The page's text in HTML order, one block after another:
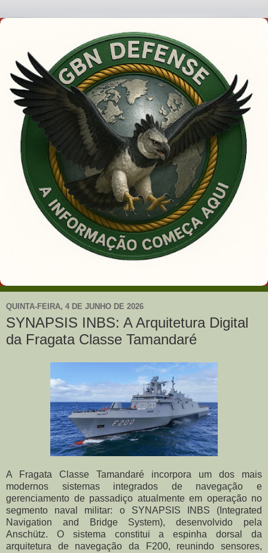
QUINTA-FEIRA, 4 DE JUNHO DE 2026
SYNAPSIS INBS: A Arquitetura Digital
da Fragata Classe Tamandaré
A Fragata Classe Tamandaré incorpora um dos mais
modernos sistemas integrados de navegação e
gerenciamento de passadiço atualmente em operação no
segmento naval militar: o SYNAPSIS INBS (Integrated
Navigation and Bridge System), desenvolvido pela
Anschütz. O sistema constitui a espinha dorsal da
arquitetura de navegação da F200, reunindo sensores,